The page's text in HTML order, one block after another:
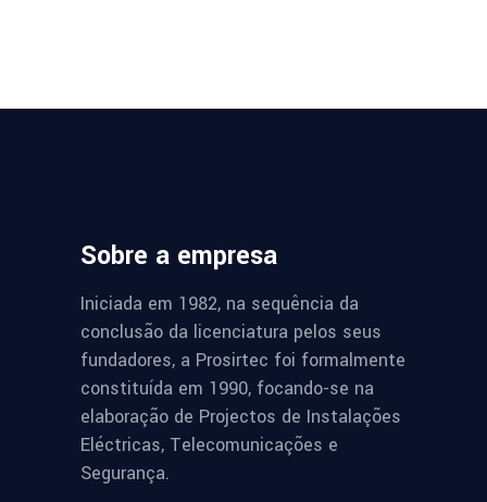
Sobre a empresa
Iniciada em 1982, na sequência da
conclusão da licenciatura pelos seus
fundadores, a Prosirtec foi formalmente
constituída em 1990, focando-se na
elaboração de Projectos de Instalações
Eléctricas, Telecomunicações e
Segurança.